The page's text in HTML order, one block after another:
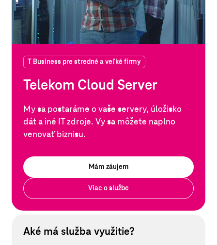
T Business pre stredné a veľké firmy
Telekom Cloud Server
My sa postaráme o vaše servery, úložisko
dát a iné IT zdroje. Vy sa môžete naplno
venovať biznisu.
Mám záujem
Viac o službe
Aké má služba využitie?